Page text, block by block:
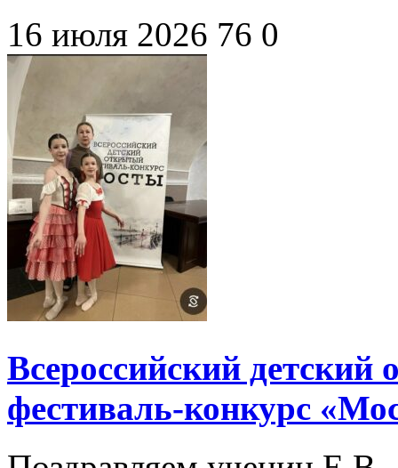
16 июля 2026 76 0
Всероссийский
фестиваль-конкурс